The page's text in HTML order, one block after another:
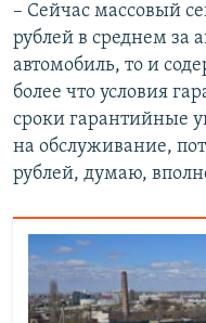
– Сейчас массовый
рублей в среднем за
автомобиль, то и
более что условия
сроки гарантийные
на обслуживание,
рублей, думаю,